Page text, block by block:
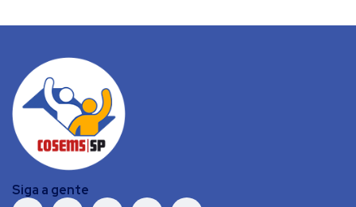
Siga a gente